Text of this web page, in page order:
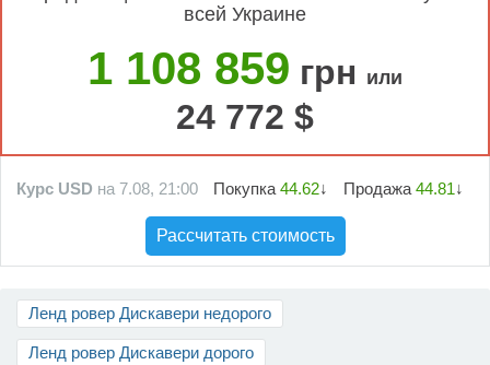
Новости
Загрузить приложение
всей Украине
1 108 859 грн или
24 772 $
Курс USD на 7.08, 21:00 Покупка 44.62↓ Продажа 44.81↓
Рассчитать стоимость
Ленд ровер Дискавери недорого
Ленд ровер Дискавери дорого